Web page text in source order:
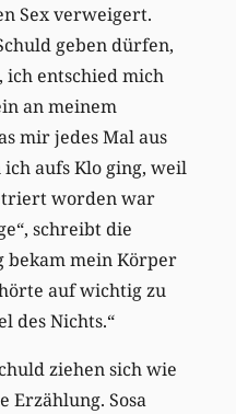
Sex verweigert.
geben dürfen,
entschied mich
an meinem
mir jedes Mal aus
aufs Klo ging, weil
worden war
schreibt die
bekam mein Körper
auf wichtig zu
des Nichts.“
ziehen sich wie
Erzählung. Sosa